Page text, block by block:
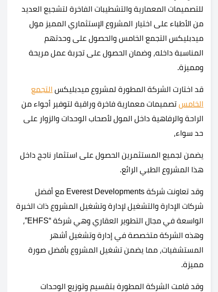
للتصميمات المعمارية والتشطيبات الفاخرة لتشجيع العديد
من الأطباء على اختيار المشروع الإستثماري المميز مول
ميدبليكس التجمع الخامس والحصول على وحدتهم
المناسبة داخله، وضمان الحصول على تجربة عمل مريحة
ومميزة.
قد اختارت الشركة المطورة لمشروع ميدبليكس التجمع
الخامس تصميمات معمارية فاخرة وراقية لتوفير أجواء من
الراحة والرفاهية داخل المول لأصحاب الوحدات والزوار على
حد سواء،
يضمن لجميع المستثمرين الحصول على استثمار ناجح داخل
هذا المشروع الطبي الرائع.
وقد تعاونت شركة Everest Developments مع أفضل
شركات الإدارة والتشغيل لإدارة وتشغيل المشروع ذات الخبرة
الواسعة في مجال التطوير العقاري وهي شركة “EHFS”،
وهذه الشركة متخصصة في إدارة وتشغيل أشهر
المستشفيات، مما يضمن تشغيل المشروع بأفضل صورة
مميزة.
وقد قامت الشركة المطورة بتقسيم وتوزيع الوحدات